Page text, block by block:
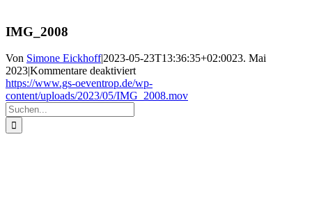
IMG_2008
Von Simone Eickhoff|2023-05-23T13:36:35+02:0023. Mai
2023|Kommentare deaktiviertfür
IMG_2008
https://www.gs-oeventrop.de/wp-
content/uploads/2023/05/IMG_2008.mov
Suche
nach: